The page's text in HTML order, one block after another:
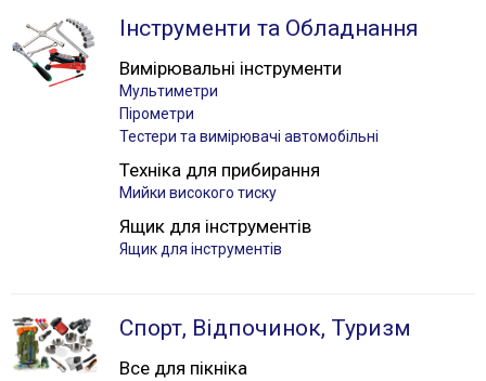
Інструменти та Обладнання
Вимірювальні інструменти
Мультиметри
Пірометри
Тестери та вимірювачі автомобільні
Техніка для прибирання
Мийки високого тиску
Ящик для інструментів
Ящик для інструментів
Спорт, Відпочинок, Туризм
Все для пікніка